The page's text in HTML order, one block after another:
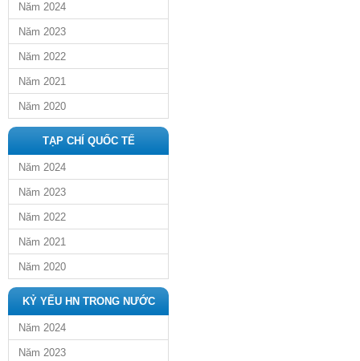
Năm 2024
Năm 2023
Năm 2022
Năm 2021
Năm 2020
TẠP CHÍ QUỐC TẾ
Năm 2024
Năm 2023
Năm 2022
Năm 2021
Năm 2020
KỶ YẾU HN TRONG NƯỚC
Năm 2024
Năm 2023